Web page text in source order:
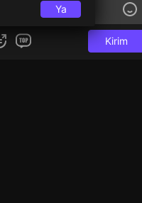
Kirim
Ya